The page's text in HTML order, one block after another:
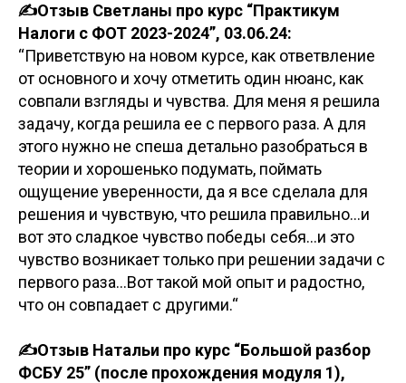
✍️Отзыв Светланы про курс “Практикум
Налоги с ФОТ 2023-2024”, 03.06.24:
“Приветствую на новом курсе, как ответвление
от основного и хочу отметить один нюанс, как
совпали взгляды и чувства. Для меня я решила
задачу, когда решила ее с первого раза. А для
этого нужно не спеша детально разобраться в
теории и хорошенько подумать, поймать
ощущение уверенности, да я все сделала для
решения и чувствую, что решила правильно...и
вот это сладкое чувство победы себя...и это
чувство возникает только при решении задачи с
первого раза...Вот такой мой опыт и радостно,
что он совпадает с другими.“
✍️Отзыв Натальи про курс “Большой разбор
ФСБУ 25” (после прохождения модуля 1),